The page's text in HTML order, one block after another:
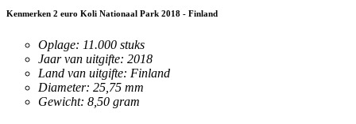
Kenmerken 2 euro Koli Nationaal Park 2018 - Finland
Oplage: 11.000 stuks
Jaar van uitgifte: 2018
Land van uitgifte: Finland
Diameter: 25,75 mm
Gewicht: 8,50 gram